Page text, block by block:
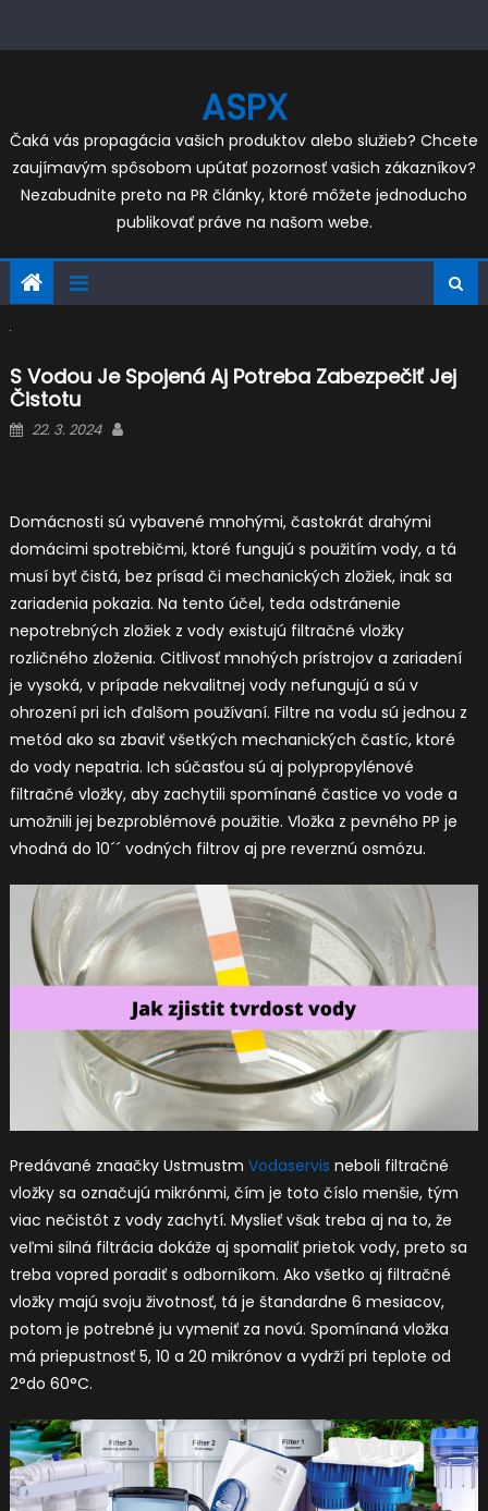
ASPX
Čaká vás propagácia vašich produktov alebo služieb? Chcete
zaujímavým spôsobom upútať pozornosť vašich zákazníkov?
Nezabudnite preto na PR články, ktoré môžete jednoducho
publikovať práve na našom webe.
S Vodou Je Spojená Aj Potreba Zabezpečiť Jej
Čistotu
Posted
22. 3. 2024
Domácnosti sú vybavené mnohými, častokrát drahými
domácimi spotrebičmi, ktoré fungujú s použitím vody, a tá
musí byť čistá, bez prísad či mechanických zložiek, inak sa
zariadenia pokazia. Na tento účel, teda odstránenie
nepotrebných zložiek z vody existujú filtračné vložky
rozličného zloženia. Citlivosť mnohých prístrojov a zariadení
je vysoká, v prípade nekvalitnej vody nefungujú a sú v
ohrození pri ich ďalšom používaní. Filtre na vodu sú jednou z
metód ako sa zbaviť všetkých mechanických častíc, ktoré
do vody nepatria. Ich súčasťou sú aj polypropylénové
filtračné vložky, aby zachytili spomínané častice vo vode a
umožnili jej bezproblémové použitie. Vložka z pevného PP je
vhodná do 10´´ vodných filtrov aj pre reverznú osmózu.
Predávané znaačky Ustmustm Vodaservis neboli filtračné
vložky sa označujú mikrónmi, čím je toto číslo menšie, tým
viac nečistôt z vody zachytí. Myslieť však treba aj na to, že
veľmi silná filtrácia dokáže aj spomaliť prietok vody, preto sa
treba vopred poradiť s odborníkom. Ako všetko aj filtračné
vložky majú svoju životnosť, tá je štandardne 6 mesiacov,
potom je potrebné ju vymeniť za novú. Spomínaná vložka
má priepustnosť 5, 10 a 20 mikrónov a vydrží pri teplote od
2°do 60°C.